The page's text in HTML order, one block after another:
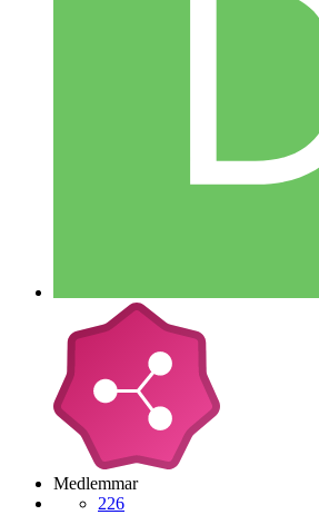
Medlemmar
226